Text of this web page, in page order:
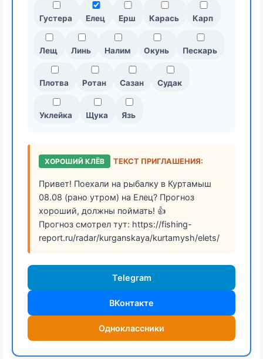
Густера Елец Ерш Карась Карп
Лещ Линь Налим Окунь Пескарь
Плотва Ротан Сазан Судак
Уклейка Щука Язь
ХОРОШИЙ КЛЁВ ТЕКСТ ПРИГЛАШЕНИЯ:
Привет! Поехали на рыбалку в Куртамыш
08.08 (рано утром) на Елец? Прогноз
хороший, должны поймать! 👍
Прогноз смотрел тут: https://fishing-
report.ru/radar/kurganskaya/kurtamysh/elets/
Telegram
ВКонтакте
Одноклассники